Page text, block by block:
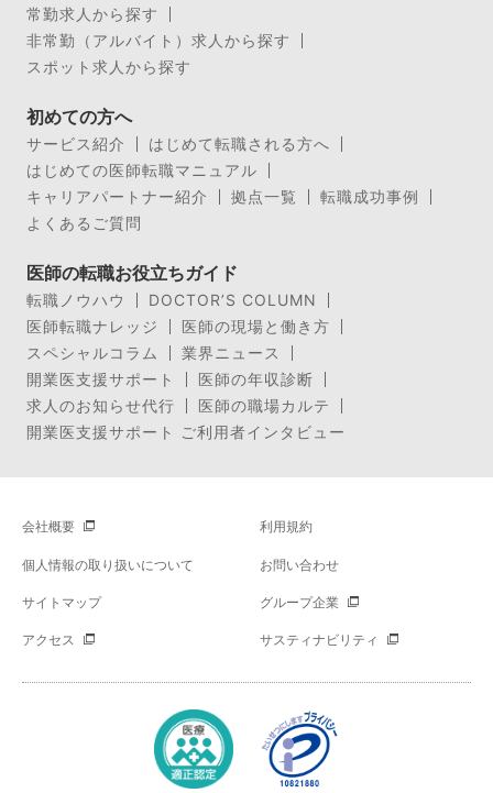
常勤求人から探す
非常勤（アルバイト）求人から探す
スポット求人から探す
初めての方へ
サービス紹介
はじめて転職される方へ
はじめての医師転職マニュアル
キャリアパートナー紹介
拠点一覧
転職成功事例
よくあるご質問
医師の転職お役立ちガイド
転職ノウハウ
DOCTOR’S COLUMN
医師転職ナレッジ
医師の現場と働き方
スペシャルコラム
業界ニュース
開業医支援サポート
医師の年収診断
求人のお知らせ代行
医師の職場カルテ
開業医支援サポート ご利用者インタビュー
会社概要 利用規約
個人情報の取り扱いについて お問い合わせ
サイトマップ グループ企業
アクセス サスティナビリティ